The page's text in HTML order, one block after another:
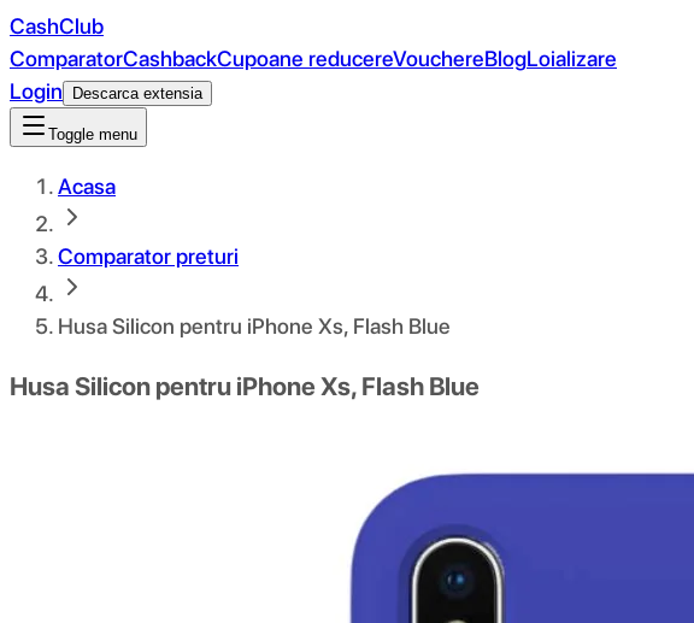
CashClub
ComparatorCashbackCupoane reducereVouchereBlogLoializare
Login
Descarca extensia
Toggle menu
Acasa
Comparator preturi
Husa Silicon pentru iPhone Xs, Flash Blue
Husa Silicon pentru iPhone Xs, Flash Blue